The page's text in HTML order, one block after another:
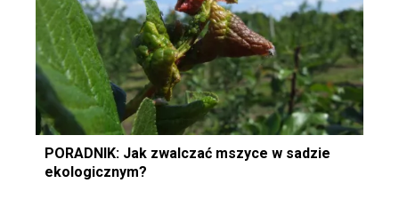
PORADNIK: Jak zwalczać mszyce w sadzie
ekologicznym?